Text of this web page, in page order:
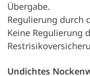
Übergabe.
Regulierung durch
Keine Regulierung
Undichtes